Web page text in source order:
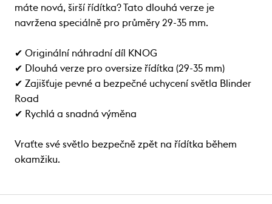
máte nová, širší řídítka? Tato dlouhá verze je
navržena speciálně pro průměry 29-35 mm.
✔ Originální náhradní díl KNOG
✔ Dlouhá verze pro oversize řídítka (29-35 mm)
✔ Zajišťuje pevné a bezpečné uchycení světla Blinder
Road
✔ Rychlá a snadná výměna
Vraťte své světlo bezpečně zpět na řídítka během
okamžiku.